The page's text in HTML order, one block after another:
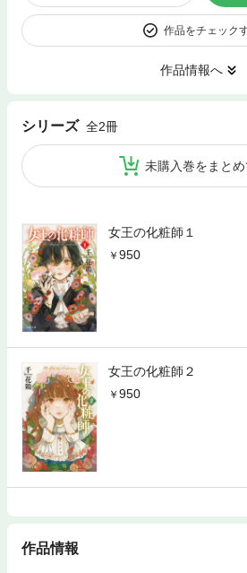
作品をチェック
作品情報へ
シリーズ 全2冊
未購入巻をまとめ
女王の化粧師１
950
女王の化粧師２
950
作品情報